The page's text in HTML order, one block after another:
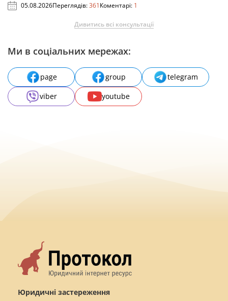
05.08.2026Переглядів:361Коментарі: 1
Дивитись всі консультації
Ми в соціальних мережах:
page group
telegram
viber
youtube
Юридичні застереження